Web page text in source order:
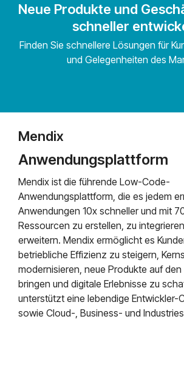
Neue Produkte und
schneller
Finden Sie schnellere Lösungen für
und Gelegenheiten des
Mendix
Anwendungsplattform
Mendix ist die führende Low-Code-
Anwendungsplattform, die es jedem
Anwendungen 10x schneller und mit
Ressourcen zu erstellen, zu
erweitern. Mendix ermöglicht es
betriebliche Effizienz zu steigern,
modernisieren, neue Produkte auf den
bringen und digitale Erlebnisse zu
unterstützt eine lebendige Entwickler-
sowie Cloud-, Business- und